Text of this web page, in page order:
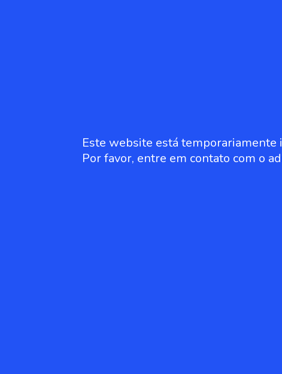
Este website está temporariamente
Por favor, entre em contato com o